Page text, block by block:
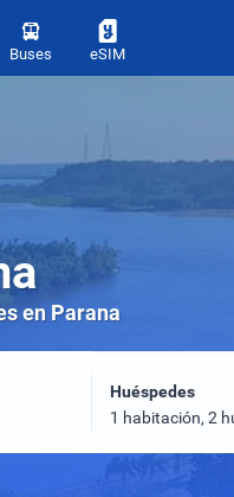
Buses eSIM
en Parana
Huéspedes